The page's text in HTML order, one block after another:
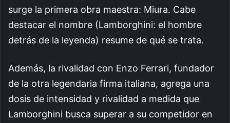
surge la primera obra maestra: Miura. Cabe
destacar el nombre (Lamborghini: el hombre
detrás de la leyenda) resume de qué se trata.
Además, la rivalidad con Enzo Ferrari, fundador
de la otra legendaria firma italiana, agrega una
dosis de intensidad y rivalidad a medida que
Lamborghini busca superar a su competidor en